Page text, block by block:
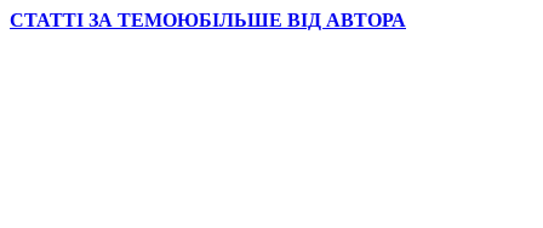
СТАТТІ ЗА ТЕМОЮБІЛЬШЕ ВІД АВТОРА